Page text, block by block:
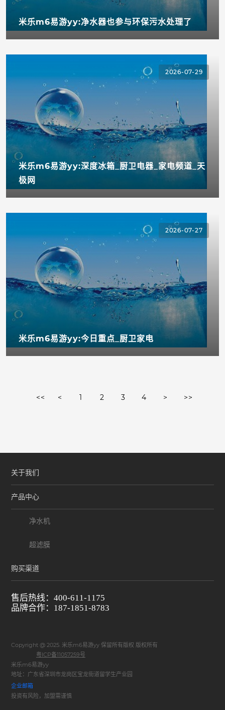
米乐m6易游yy:净水器也参与环保污水处理了
米乐m6易游yy:深度冰箱_厨卫电器_家电频道_天
极网
2026-07-29
米乐m6易游yy:今日重点_厨卫家电
2026-07-27
<< < 1 2 3 4 > >>
关于我们
产品中心
净水机
超滤膜
购买渠道
售后热线：400-611-1175
品牌合作：187-1851-8783
Copyright @ 2025. 米乐m6易游yy 保留所有版权 版权所有
粤ICP备11057259号
米乐m6易游yy
地址：广东省深圳市龙岗区宝龙街道留学生产业园
企业邮箱
投资有风险，加盟需谨慎